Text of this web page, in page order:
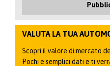
VALUTA LA TUA
Scopri il valore di mercato
Pochi e semplici dati e ti